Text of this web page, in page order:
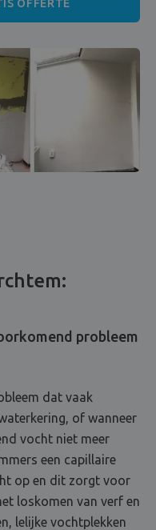
OFFERTE
probleem
dat vaak
of wanneer
vocht niet meer
een capillaire
op en dit zorgt voor
loskomen van verf en
lelijke vochtplekken